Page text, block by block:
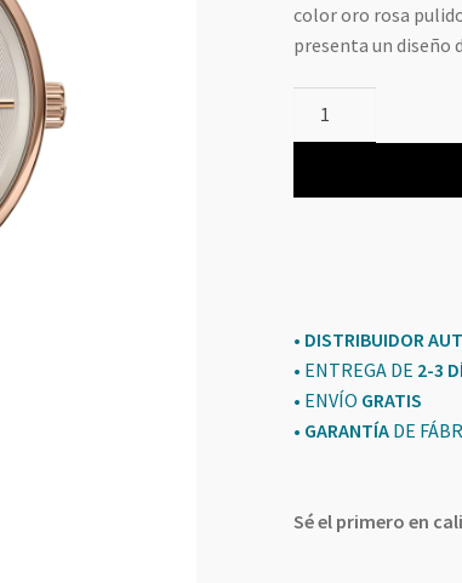
color oro rosa
presenta un diseño
cantidad
• DISTRIBUIDOR
• ENTREGA DE 2-3
• ENVÍO GRATIS
• GARANTÍA DE
Sé el primero en